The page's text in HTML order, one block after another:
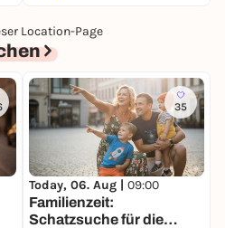
Location-Page
35
Today, 06. Aug | 09:00
Familienzeit:
Schatzsuche für die